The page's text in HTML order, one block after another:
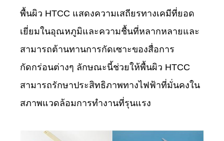
พื้นผิว HTCC แสดงความเสถียรทางเคมีที่ยอด
เยี่ยมในอุณหภูมิและความชื้นที่หลากหลายและ
สามารถต้านทานการกัดเซาะของสื่อการ
กัดกร่อนต่างๆ ลักษณะนี้ช่วยให้พื้นผิว HTCC
สามารถรักษาประสิทธิภาพทางไฟฟ้าที่มั่นคงใน
สภาพแวดล้อมการทำงานที่รุนแรง